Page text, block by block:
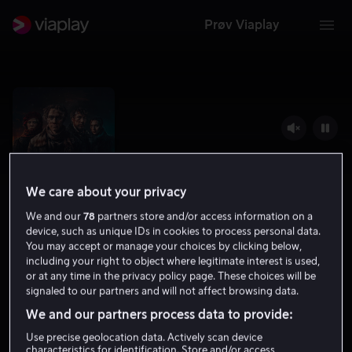
Prøv Viaplay
Sulis 1907
1 t 42 min
We care about your privacy
We and our78 partners store and/or access information on a
device, such as unique IDs in cookies to process personal data.
You may accept or manage your choices by clicking below,
including your right to object where legitimate interest is used,
or at any time in the privacy policy page. These choices will be
signaled to our partners and will not affect browsing data.
We and our partners process data to provide:
Use precise geolocation data. Actively scan device
characteristics for identification. Store and/or access